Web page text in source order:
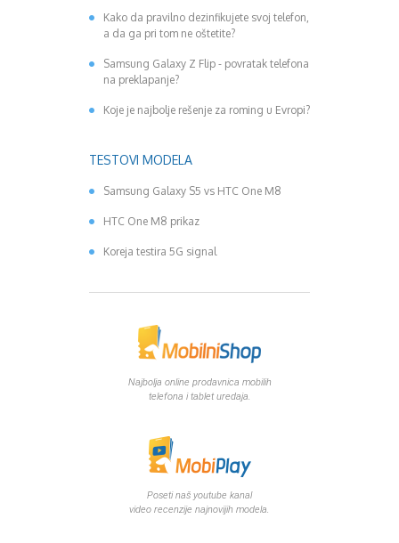
Kako da pravilno dezinfikujete svoj telefon,
a da ga pri tom ne oštetite?
Samsung Galaxy Z Flip - povratak telefona
na preklapanje?
Koje je najbolje rešenje za roming u Evropi?
TESTOVI MODELA
Samsung Galaxy S5 vs HTC One M8
HTC One M8 prikaz
Koreja testira 5G signal
Najbolja online prodavnica mobilih
telefona i tablet uredaja.
Poseti naš youtube kanal
video recenzije najnovijih modela.